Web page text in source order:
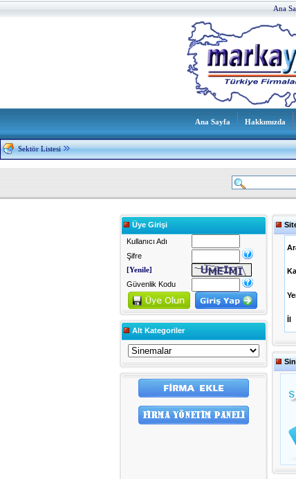
Ana
Ana Sayfa Hakkımızda
Sektör Listesi
Üye Girişi
Kullanıcı Adı
Şifre
[Yenile]
Güvenlik Kodu
Alt Kategoriler
İl